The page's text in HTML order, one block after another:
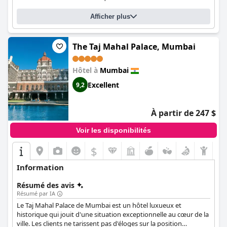
d'activités adaptées aux enfants. Dans l'ensemble, leJW Marriott
est un choix fantastique pour ceux qui
recherchent un séjour luxueux et opulent à Mumbai.
Afficher plus
The Taj Mahal Palace, Mumbai
Hôtel à Mumbai
9,2 Excellent
À partir de 247 $
Voir les disponibilités
$
Information
Résumé des avis
Résumé par IA
Le Taj Mahal Palace de Mumbai est un hôtel luxueux et
historique qui jouit d'une situation exceptionnelle au cœur de la
ville. Les clients ne tarissent pas d'éloges sur la position